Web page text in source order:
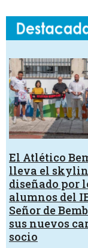
El Atlético
lleva el
diseñado por
alumnos del
Señor de
sus nuevos
socio